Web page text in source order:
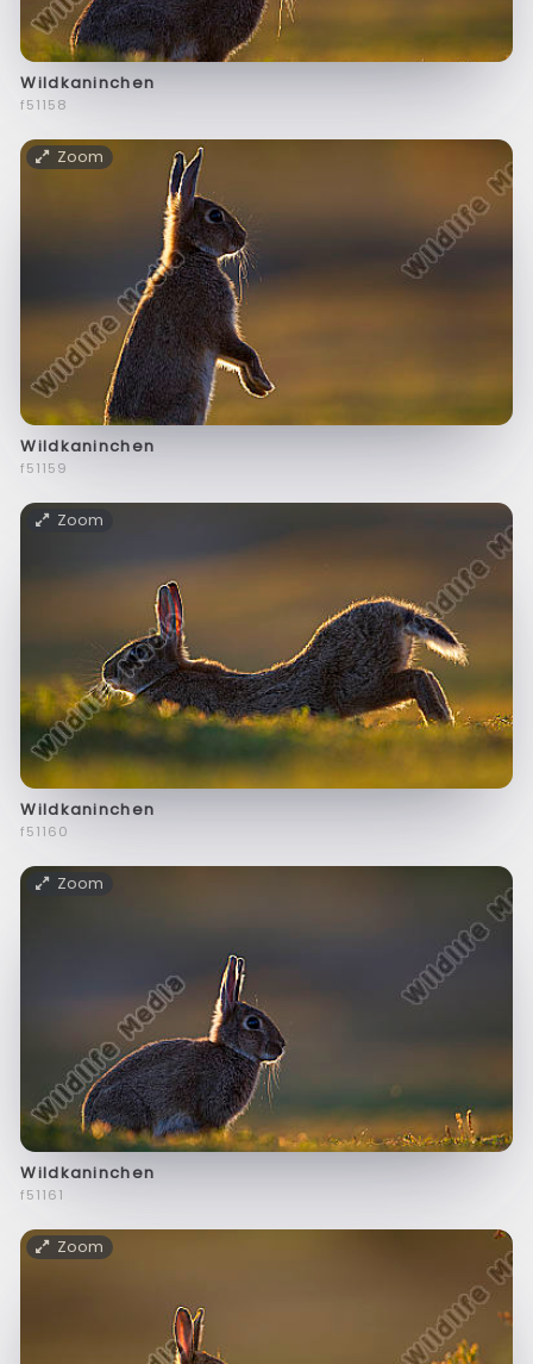
Wildkaninchen
f51158
Zoom
Wildkaninchen
f51159
Zoom
Wildkaninchen
f51160
Zoom
Wildkaninchen
f51161
Zoom